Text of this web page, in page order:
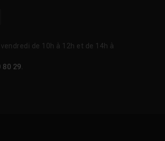
de 10h à 12h et de 14h à
80 29